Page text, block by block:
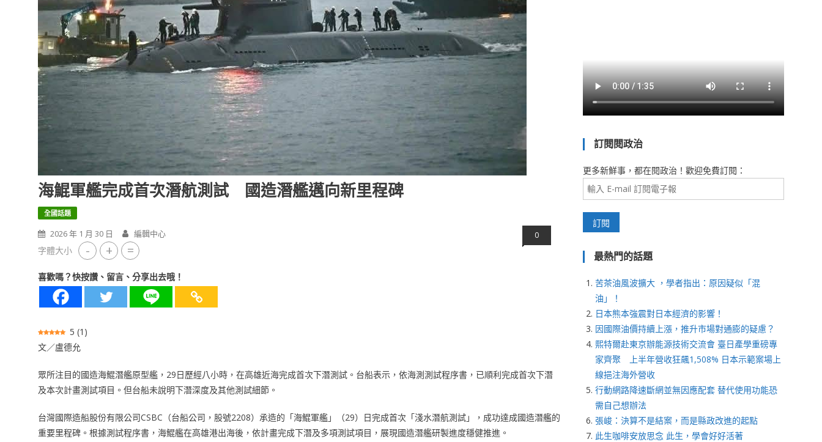
海鯤軍艦完成首次潛航測試 國造潛艦邁向新里程碑
全國話題
2026 年 1 月 30 日 編輯中心 0
字體大小 - + =
喜歡嗎？快按讚、留言、分享出去哦！
5 (1 )
文／盧德允
眾所注目的國造海鯤潛艦原型艦，29日歷經八小時，在高雄近海完成首次下潛測試。台船表示，依海測測試程序書，已順利完成首次下潛
及本次計畫測試項目。但台船未說明下潛深度及其他測試細節。
台灣國際造船股份有限公司CSBC（台船公司，股號2208）承造的「海鯤軍艦」（29）日完成首次「淺水潛航測試」，成功達成國造潛艦的
重要里程碑。根據測試程序書，海鯤艦在高雄港出海後，依計畫完成下潛及多項測試項目，展現國造潛艦研製進度穩健推進。
訂閱閱政治
更多新鮮事，都在閱政治！歡迎免費訂閱：
最熱門的話題
苦茶油風波擴大 ，學者指出：原因疑似「混
油」！
日本熊本強震對日本經濟的影響！
因國際油價持續上漲，推升市場對通膨的疑慮？
熙特爾赴東京辦能源技術交流會 臺日產學重磅專
家齊聚 上半年營收狂飆1,508% 日本示範案場上
線挹注海外營收
行動網路降速斷網並無因應配套 替代使用功能恐
需自己想辦法
張峻：決算不是結案，而是縣政改進的起點
此生咖啡安放思念 此生，學會好好活著